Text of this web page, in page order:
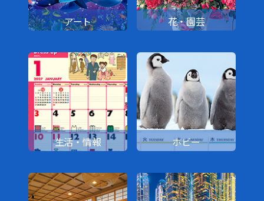
アート 花・園芸
生活・情報 ホビー